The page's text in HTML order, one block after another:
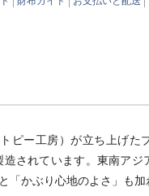
ピー工房）が立ち上げた
されています。東南ア
「かぶり心地のよさ」も